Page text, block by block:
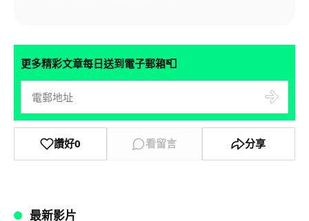
更多精彩文章每日送到電子郵箱📮
讚好0 看留言 分享
最新影片